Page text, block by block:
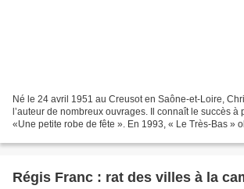
Né le 24 avril 1951 au Creusot en Saône-et-Loire,
l’auteur de nombreux ouvrages. Il connaît le succès à
«Une petite robe de fête ». En 1993, « Le Très-Bas »
Régis Franc : rat des villes à la